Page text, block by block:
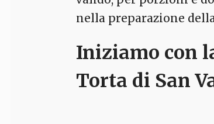
nella preparazione
Iniziamo con
Torta di San